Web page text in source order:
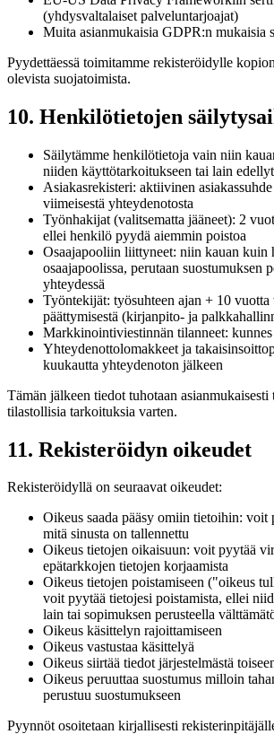
(yhdysvaltalaiset palveluntarjoajat)
Muita asianmukaisia GDPR:n mukaisia
Pyydettäessä toimitamme rekisteröidylle
olevista suojatoimista.
10. Henkilötietojen
Säilytämme henkilötietoja vain niin
niiden käyttötarkoitukseen tai lain
Asiakasrekisteri: aktiivinen
viimeisestä yhteydenotosta
Työnhakijat (valitsematta jääneet): 2
ellei henkilö pyydä aiemmin poistoa
Osaajapooliin liittyneet: niin kauan kuin
osaajapoolissa, perutaan suostumuksen
yhteydessä
Työntekijät: työsuhteen ajan + 10 vuotta
päättymisestä (kirjanpito- ja
Markkinointiviestinnän tilanneet:
Yhteydenottolomakkeet ja
kuukautta yhteydenoton jälkeen
Tämän jälkeen tiedot tuhotaan asianmukaisesti
tilastollisia tarkoituksia varten.
11. Rekisteröidyn oikeudet
Rekisteröidyllä on seuraavat oikeudet:
Oikeus saada pääsy omiin tietoihin: voit
mitä sinusta on tallennettu
Oikeus tietojen oikaisuun: voit pyytää
epätarkkojen tietojen korjaamista
Oikeus tietojen poistamiseen ("oikeus
voit pyytää tietojesi poistamista, ellei
lain tai sopimuksen perusteella
Oikeus käsittelyn rajoittamiseen
Oikeus vastustaa käsittelyä
Oikeus siirtää tiedot järjestelmästä
Oikeus peruuttaa suostumus milloin
perustuu suostumukseen
Pyynnöt osoitetaan kirjallisesti